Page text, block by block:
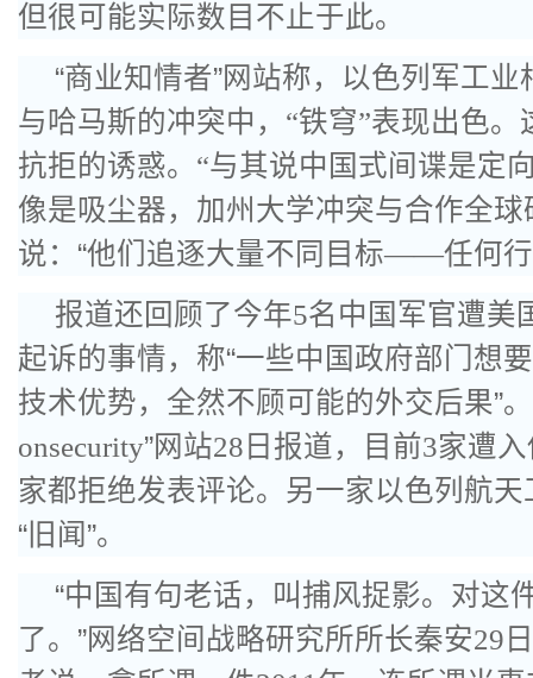
但很可能实际数目不止于此。
“商业知情者”网站称，以色列军工
与哈马斯的冲突中， “铁穹”表现出色。
抗拒的诱惑。 “与其说中国式间谍是定
像是吸尘器，加州大学冲突与合作全
说：“他们追逐大量不同目标——任何
报道还回顾了今年5名中国军官遭美
起诉的事情，称“一些中国政府部门想
技术优势，全然不顾可能的外交后果”
onsecurity”网站28 日报道，目前3家遭
家都拒绝发表评论。另一家以色列航
“旧闻”。
“中国有句老话，叫捕风捉影。对这
了。”网络空间战略研究所所长秦安29